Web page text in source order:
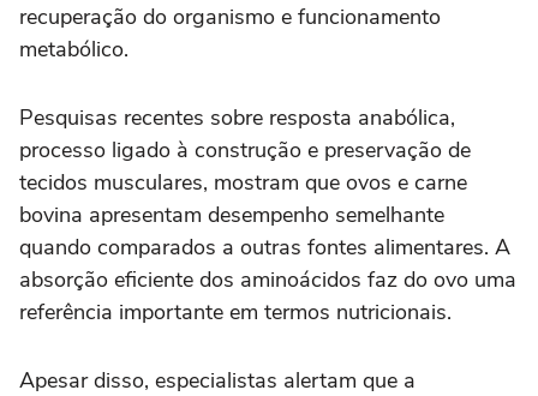
recuperação do organismo e funcionamento
metabólico.
Pesquisas recentes sobre resposta anabólica,
processo ligado à construção e preservação de
tecidos musculares, mostram que ovos e carne
bovina apresentam desempenho semelhante
quando comparados a outras fontes alimentares. A
absorção eficiente dos aminoácidos faz do ovo uma
referência importante em termos nutricionais.
Apesar disso, especialistas alertam que a